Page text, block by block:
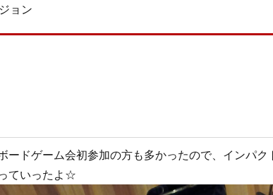
ョン
ードゲーム会初参加の方も多かったので、インパ
ていったよ☆